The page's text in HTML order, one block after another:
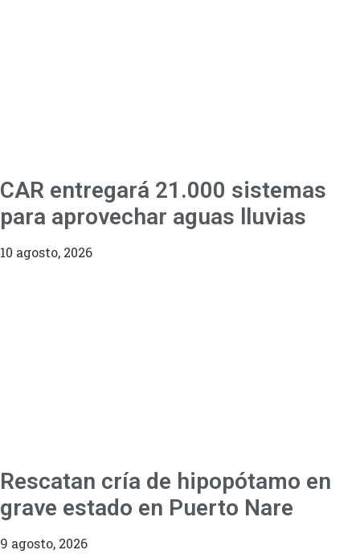
CAR entregará 21.000 sistemas
para aprovechar aguas lluvias
10 agosto, 2026
Rescatan cría de hipopótamo en
grave estado en Puerto Nare
9 agosto, 2026